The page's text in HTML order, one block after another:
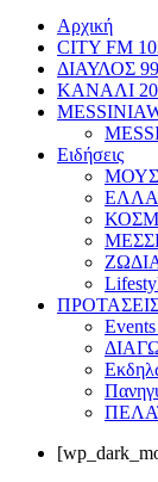
Αρχική
CITY FM
ΔΙΑΥΛΟΣ
ΚΑΝΑΛΙ 20
Eιδήσεις